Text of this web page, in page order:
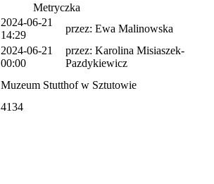
Metryczka
2024-06-21
14:29
przez: Ewa Malinowska
2024-06-21
00:00
przez: Karolina Misiaszek-
Pazdykiewicz
Muzeum Stutthof w Sztutowie
4134